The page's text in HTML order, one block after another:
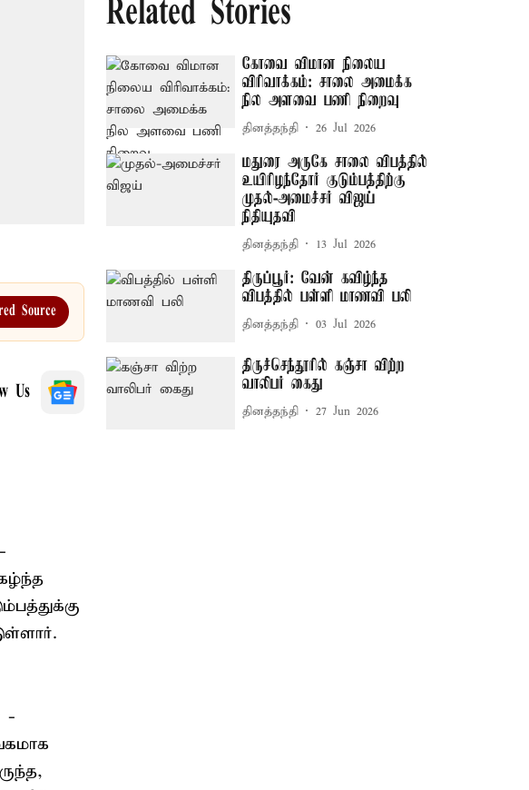
Source
Us
-
Related Stories
கோவை விமான நிலைய
விரிவாக்கம்: சாலை அமைக்க
நில அளவை பணி நிறைவு
தினத்தந்தி 26 Jul 2026
மதுரை அருகே சாலை விபத்தில்
உயிரிழந்தோர் குடும்பத்திற்கு
முதல்-அமைச்சர் விஜய்
நிதியுதவி
தினத்தந்தி 13 Jul 2026
திருப்பூர்: வேன் கவிழ்ந்த
விபத்தில் பள்ளி மாணவி பலி
தினத்தந்தி 03 Jul 2026
திருச்செந்தூரில் கஞ்சா விற்ற
வாலிபர் கைது
தினத்தந்தி 27 Jun 2026